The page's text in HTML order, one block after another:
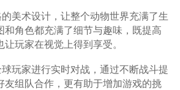
美术设计，让整个动物世界充满了生
和角色都充满了细节与趣味，既提高
玩家在视觉上得到享受。
玩家进行实时对战，通过不断战斗提
友组队合作，更有助于增加游戏的挑